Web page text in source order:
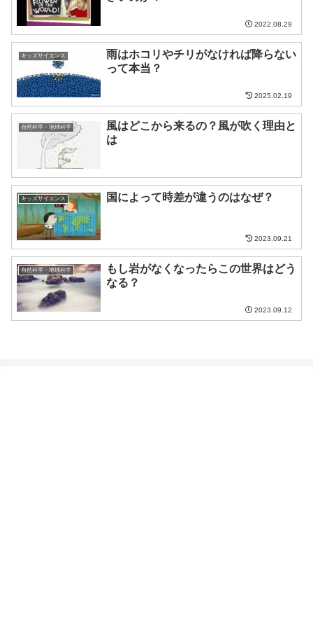
2022.08.29
キッズサイエンス
雨はホコリやチリがなければ降らない
って本当？
2025.02.19
自然科学・地球科学
風はどこから来るの？風が吹く理由と
は
キッズサイエンス 国によって時差が違うのはなぜ？
2023.09.21
自然科学・地球科学
もし岩がなくなったらこの世界はどう
なる？
2023.09.12